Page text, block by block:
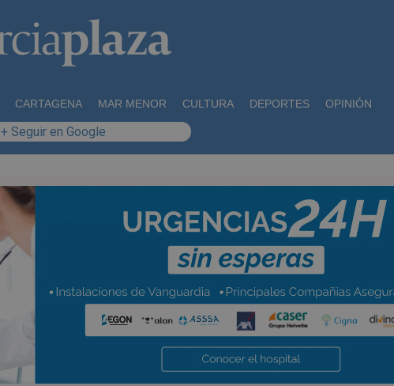
CARTAGENA MAR MENOR CULTURA DEPORTES OPINIÓN
+ Seguir en Google